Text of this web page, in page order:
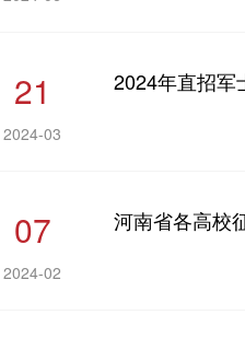
21
2024-03
2024年直招军
07
2024-02
河南省各高校